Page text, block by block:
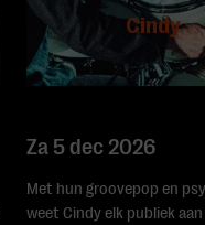
Cindy
Za 5 dec 2026
Met hun groovepop en
weet Cindy elk publiek